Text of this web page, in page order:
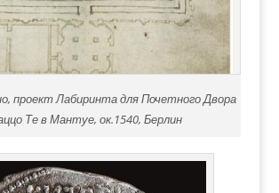
проект Лабиринта для Почетного Двора
Те в Мантуе, ок.1540, Берлин